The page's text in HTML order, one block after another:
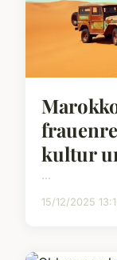
kultur
...
15/12/2025